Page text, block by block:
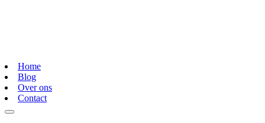
Home
Blog
Over ons
Contact